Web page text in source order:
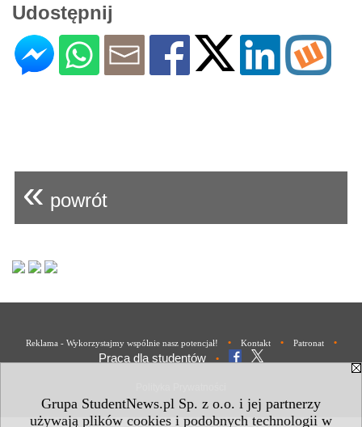
Grupa StudentNews.pl Sp. z o.o. i jej partnerzy
używają plików cookies i podobnych technologii w
Udostępnij
« powrót
Reklama - Wykorzystajmy wspólnie nasz potencjał! • Kontakt • Patronat •
Praca dla studentów •